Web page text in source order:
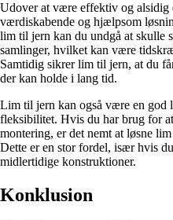
Udover at være effektiv og alsidig
værdiskabende og hjælpsom
lim til jern kan du undgå at skulle
samlinger, hvilket kan være
Samtidig sikrer lim til jern, at du
der kan holde i lang tid.
Lim til jern kan også være en god
fleksibilitet. Hvis du har brug for
montering, er det nemt at løsne
Dette er en stor fordel, især hvis
midlertidige konstruktioner.
Konklusion